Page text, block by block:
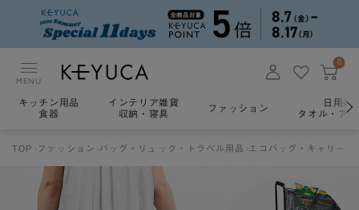
MENU
0
キッチン用品
食器
インテリア雑貨
収納・寝具
ファッション
日用雑
タオル・ア
TOP ファッション バッグ・リュック・トラベル用品 エコバッグ・キャリー